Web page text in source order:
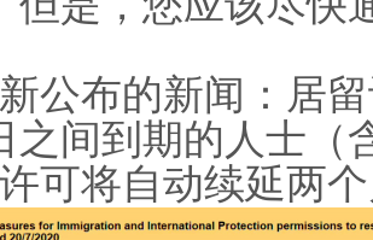
公布的新闻：居
之间到期的人士（
可将自动续延两